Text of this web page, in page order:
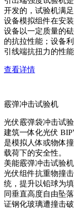
开发的，试验机满
设备模拟组件在安
设备以一定质量的
的抗拉性能；设备
引线端抗扭力的性能
查看详情
霰弹冲击试验机
光伏霰弹袋冲击试
建筑一体化光伏
是模拟人体或物体
载荷下的安全性。
美能霰弹冲击试验
光伏组件抗重物撞
统，提升以铅球为
同垂直高度自由坠
证钢化玻璃遭撞击